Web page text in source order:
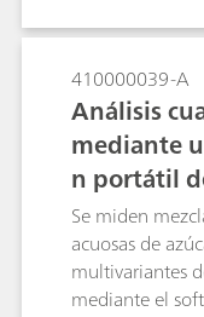
marrón oscuro.
410000039-A
Análisis
mediante
n portátil
Se miden
acuosas de
multivariantes
mediante el